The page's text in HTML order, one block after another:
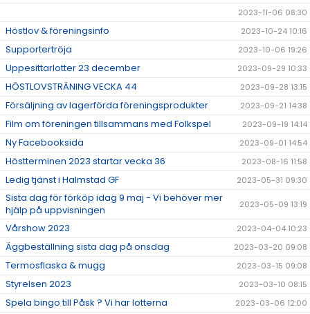
2023-11-06 08:30
Höstlov & föreningsinfo 2023-10-24 10:16
Supportertröja 2023-10-06 19:26
Uppesittarlotter 23 december 2023-09-29 10:33
HÖSTLOVSTRÄNING VECKA 44 2023-09-28 13:15
Försäljning av lagerförda föreningsprodukter 2023-09-21 14:38
Film om föreningen tillsammans med Folkspel 2023-09-19 14:14
Ny Facebooksida 2023-09-01 14:54
Höstterminen 2023 startar vecka 36 2023-08-16 11:58
Ledig tjänst i Halmstad GF 2023-05-31 09:30
Sista dag för förköp idag 9 maj - Vi behöver mer
hjälp på uppvisningen
2023-05-09 13:19
Vårshow 2023 2023-04-04 10:23
Äggbeställning sista dag på onsdag 2023-03-20 09:08
Termosflaska & mugg 2023-03-15 09:08
Styrelsen 2023 2023-03-10 08:15
Spela bingo till Påsk ? Vi har lotterna 2023-03-06 12:00